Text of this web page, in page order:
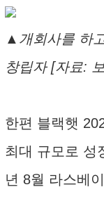
▲개회사를 하
창립자 [자료:
한편 블랙햇
최대 규모로 성
년 8월 라스베